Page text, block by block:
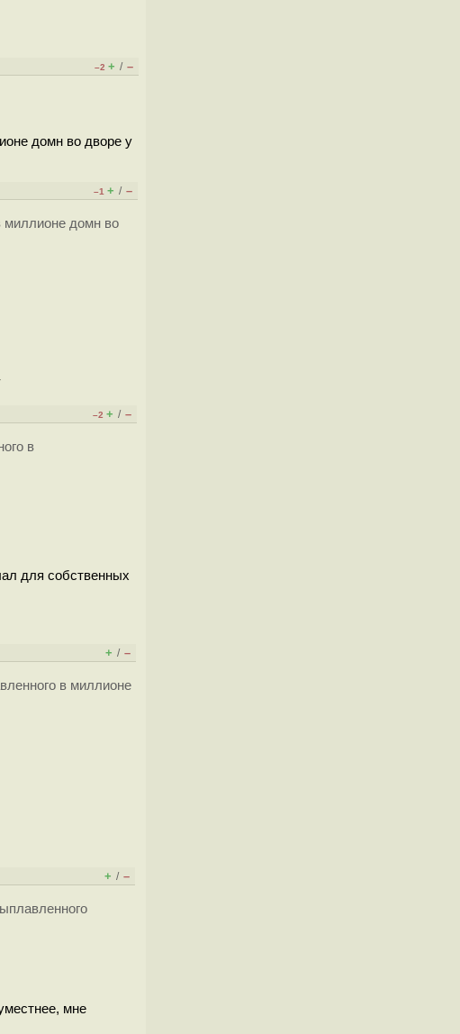
–2 + / –
домн во дворе у
–1 + / –
миллионе домн во
–2 + / –
в
для собственных
+ / –
в миллионе
+ / –
мне